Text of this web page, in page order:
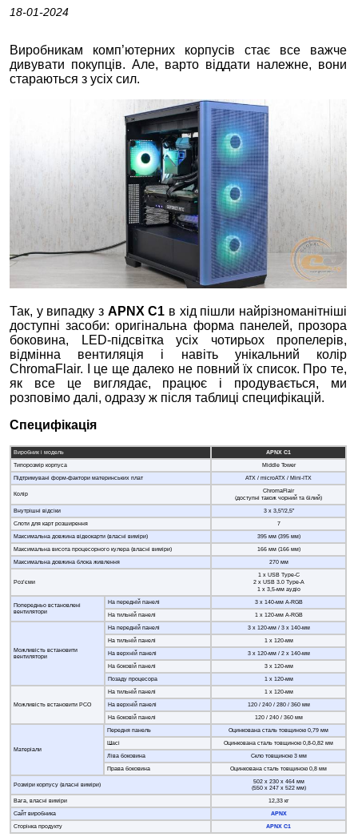
18-01-2024
Виробникам комп’ютерних корпусів стає все важче
дивувати покупців. Але, варто віддати належне, вони
стараються з усіх сил.
Так, у випадку з APNX C1 в хід пішли найрізноманітніші
доступні засоби: оригінальна форма панелей, прозора
боковина, LED-підсвітка усіх чотирьох пропелерів,
відмінна вентиляція і навіть унікальний колір
ChromaFlair. І це ще далеко не повний їх список. Про те,
як все це виглядає, працює і продувається, ми
розповімо далі, одразу ж після таблиці специфікацій.
Специфікація
Виробник і модель
APNX C1
Типорозмір корпуса
Middle Tower
Підтримувані форм-фактори материнських плат
ATX / microATX / Mini-ITX
Колір
ChromaFlair
(доступні також чорний та білий)
Внутрішні відсіки
3 х 3,5”/2,5”
Слоти для карт розширення
7
Максимальна довжина відеокарти (власні виміри)
395 мм (395 мм)
Максимальна висота процесорного кулера (власні виміри)
166 мм (166 мм)
Максимальна довжина блока живлення
270 мм
Роз’єми
1 х USB Type-C
2 x USB 3.0 Type-A
1 х 3,5-мм аудіо
Попередньо встановлені
вентилятори
На передній панелі
3 х 140-мм A-RGB
На тильній панелі
1 х 120-мм A-RGB
Можливість встановити
вентилятори
На передній панелі
3 х 120-мм / 3 х 140-мм
На тильній панелі
1 х 120-мм
На верхній панелі
3 х 120-мм / 2 х 140-мм
На боковій панелі
3 х 120-мм
Позаду процесора
1 х 120-мм
Можливість встановити РСО
На тильній панелі
1 х 120-мм
На верхній панелі
120 / 240 / 280 / 360 мм
На боковій панелі
120 / 240 / 360 мм
Матеріали
Передня панель
Оцинкована сталь товщиною 0,79 мм
Шасі
Оцинкована сталь товщиною 0,8-0,82 мм
Ліва боковина
Скло товщиною 3 мм
Права боковина
Оцинкована сталь товщиною 0,8 мм
Розміри корпусу (власні виміри)
502 х 230 х 464 мм
(550 х 247 х 522 мм)
Вага, власні виміри
12,33 кг
Сайт виробника
APNX
Сторінка продукту
APNX C1